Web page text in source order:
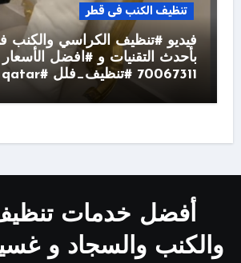
تنظيف الكنب فى قطر
فيديو #تنظيف الكراسي والكنب
بأحدث التقنيات و #افضل
70067311 #تنظيف_فلل #qatar #شركه
أفضل خدمات
والكنب والسجاد و